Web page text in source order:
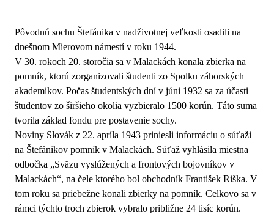
Pôvodnú sochu Štefánika v nadživotnej veľkosti osadili na
dnešnom Mierovom námestí v roku 1944.
V 30. rokoch 20. storočia sa v Malackách konala zbierka na
pomník, ktorú zorganizovali študenti zo Spolku záhorských
akademikov. Počas študentských dní v júni 1932 sa za účasti
študentov zo širšieho okolia vyzbieralo 1500 korún. Táto suma
tvorila základ fondu pre postavenie sochy.
Noviny Slovák z 22. apríla 1943 priniesli informáciu o súťaži
na Štefánikov pomník v Malackách. Súťaž vyhlásila miestna
odbočka „Sväzu vyslúžených a frontových bojovníkov v
Malackách“, na čele ktorého bol obchodník František Riška. V
tom roku sa priebežne konali zbierky na pomník. Celkovo sa v
rámci týchto troch zbierok vybralo približne 24 tisíc korún.